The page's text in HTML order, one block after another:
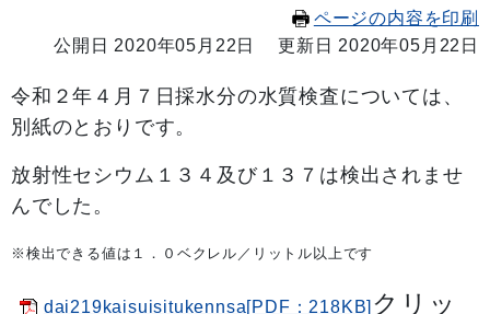
ページの内容を印刷
公開日 2020年05月22日
更新日 2020年05月22日
令和２年４月７ 日採水分の水質検査については、
別紙のとおりです。
放射性セシウム１３４及び１３７は検出されませ
んでした。
※検出できる値は１．０ベクレル／リットル以上です
dai219kaisuisitukennsa[PDF：218KB] クリッ